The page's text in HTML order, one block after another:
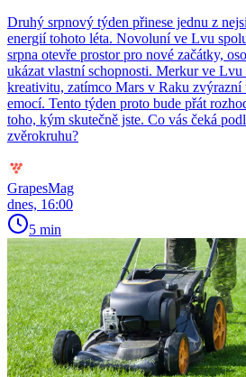
Druhý srpnový týden přinese jednu z
energií tohoto léta. Novoluní ve Lvu
srpna otevře prostor pro nové začátky,
ukázat vlastní schopnosti. Merkur ve
kreativitu, zatímco Mars v Raku zvýrazní
emocí. Tento týden proto bude přát
toho, kým skutečně jste. Co vás čeká
zvěrokruhu?
GrapesMag
dnes, 16:00
5 min